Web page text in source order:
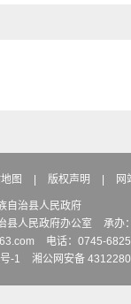
图 版权声明 网
自治县人民政府
县人民政府办公室
承办
电话：0745-
-1
湘公网安备